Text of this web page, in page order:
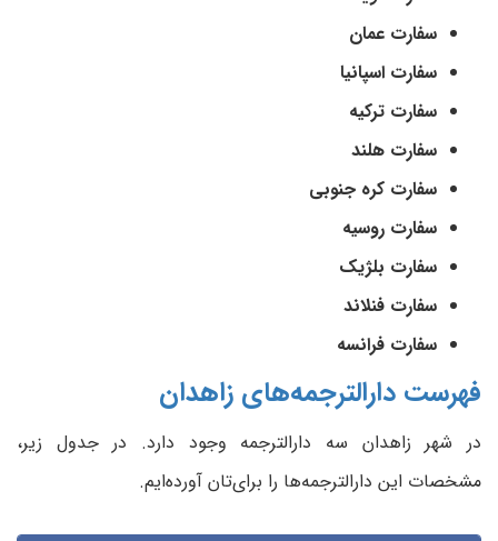
سفارت عمان
سفارت اسپانیا
سفارت ترکیه
سفارت هلند
سفارت کره جنوبی
سفارت روسیه
سفارت بلژیک
سفارت فنلاند
سفارت فرانسه
فهرست دارالترجمه‌های زاهدان
در شهر زاهدان سه دارالترجمه وجود دارد. در جدول زیر،
مشخصات این دارالترجمه‌ها را برای‌تان آورده‌ایم.